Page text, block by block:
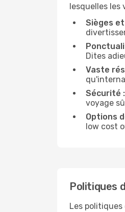
lesquelles les
Sièges
Dites
Vaste
Sécurité :
voyage
Options
low cost
Politiques
Les